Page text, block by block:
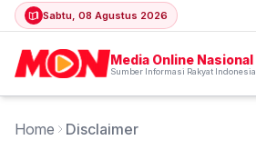
Sabtu, 08 Agustus 2026
Media Online Nasional
Sumber Informasi Rakyat Indonesia
Home Disclaimer